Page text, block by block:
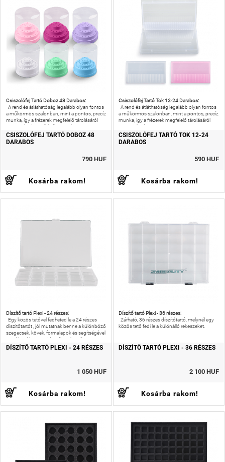
Csiszolófej Tartó Doboz 48 Darabos:
A rend és átláthatóság legalább olyan fontos
a műkörmös szalonban, mint a pontos, precíz
munka, így a frézerek megfelelő tárolásáról
sem szabad megfeledkeznünk.
CSISZOLÓFEJ TARTÓ DOBOZ 48
DARABOS
790 HUF
Kosárba rakom!
Csiszolófej Tartó Tok 12-24 Darabos:
A rend és átláthatóság legalább olyan fontos
a műkörmös szalonban, mint a pontos, precíz
munka, így a frézerek megfelelő tárolásáról
sem szabad
CSISZOLÓFEJ TARTÓ TOK 12-24
DARABOS
590 HUF
Kosárba rakom!
Díszítő tartó Plexi - 24 részes:
Egy közös tetővel fedheted le a 24 részes
díszítőtartót , jól mutatnak benne a különböző
szegecsek, kövek, formalapok és segítségével
vendéged könnyedén választhat díszt a
DÍSZÍTŐ TARTÓ PLEXI - 24 RÉSZES
1 050 HUF
Kosárba rakom!
Díszítő tartó Plexi - 36 részes:
Zárható, 36 részes díszítőtartó, melynél egy
közös tető fedi le a különálló rekeszeket.
DÍSZÍTŐ TARTÓ PLEXI - 36 RÉSZES
2 100 HUF
Kosárba rakom!